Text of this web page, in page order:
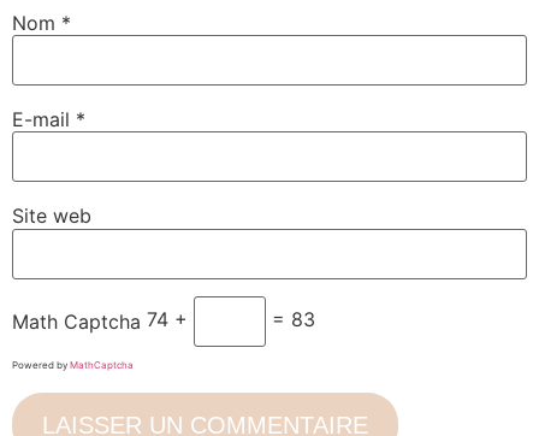
Nom *
E-mail *
Site web
Math Captcha 74 + = 83
Powered by MathCaptcha